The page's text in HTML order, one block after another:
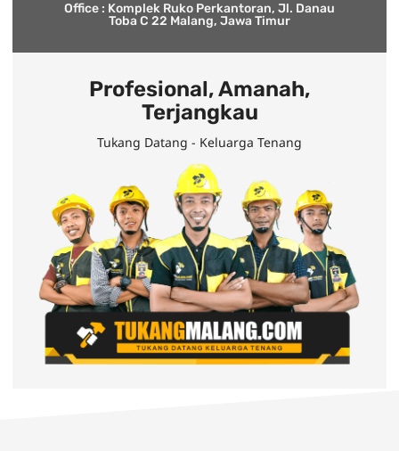
Office : Komplek Ruko Perkantoran, Jl. Danau
Toba C 22 Malang, Jawa Timur
Profesional, Amanah,
Terjangkau
Tukang Datang - Keluarga Tenang